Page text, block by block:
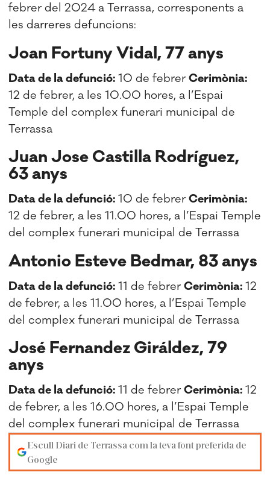
febrer del 2024 a Terrassa, corresponents a
les darreres defuncions:
Joan Fortuny Vidal, 77 anys
Data de la defunció: 10 de febrerCerimònia:
12 de febrer, a les 10.00 hores, a l’Espai
Temple del complex funerari municipal de
Terrassa
Juan Jose Castilla Rodríguez,
63 anys
Data de la defunció: 10 de febrerCerimònia:
12 de febrer, a les 11.00 hores, a l’Espai Temple
del complex funerari municipal de Terrassa
Antonio Esteve Bedmar, 83 anys
Data de la defunció: 11 de febrerCerimònia: 12
de febrer, a les 11.00 hores, a l’Espai Temple
del complex funerari municipal de Terrassa
José Fernandez Giráldez, 79
anys
Data de la defunció: 11 de febrerCerimònia: 12
de febrer, a les 16.00 hores, a l’Espai Temple
del complex funerari municipal de Terrassa
Escull Diari de Terrassa com la teva font preferida de
Google